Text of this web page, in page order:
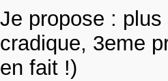
Je propose :
cradique, 3eme
en fait !)